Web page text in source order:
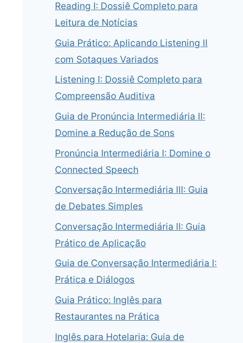
Reading I: Dossiê Completo para
Leitura de Notícias
Guia Prático: Aplicando Listening II
com Sotaques Variados
Listening I: Dossiê Completo para
Compreensão Auditiva
Guia de Pronúncia Intermediária II:
Domine a Redução de Sons
Pronúncia Intermediária I: Domine o
Connected Speech
Conversação Intermediária III: Guia
de Debates Simples
Conversação Intermediária II: Guia
Prático de Aplicação
Guia de Conversação Intermediária I:
Prática e Diálogos
Guia Prático: Inglês para
Restaurantes na Prática
Inglês para Hotelaria: Guia de